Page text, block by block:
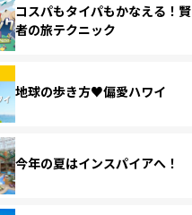
コスパもタイパもかなえる！賢
者の旅テクニック
地球の歩き方♥偏愛ハワイ
今年の夏はインスパイアへ！